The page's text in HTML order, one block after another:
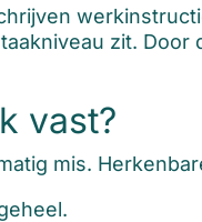
zit. Door
vast?
mis.